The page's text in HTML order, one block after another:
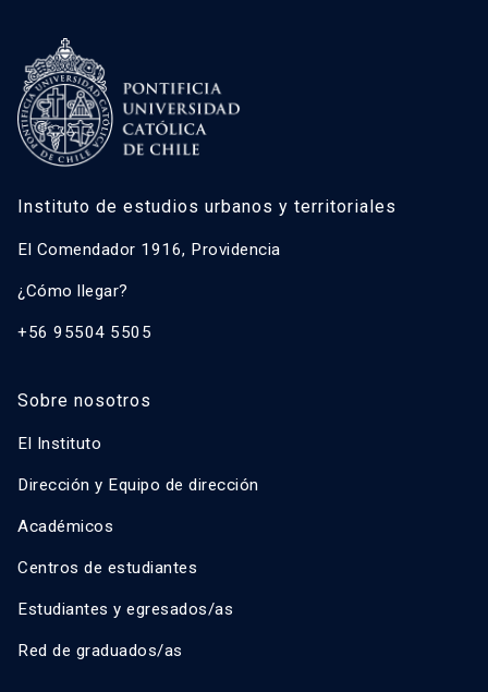
Instituto de estudios urbanos y territoriales
El Comendador 1916, Providencia
¿Cómo llegar?
+56 95504 5505
Sobre nosotros
El Instituto
Dirección y Equipo de dirección
Académicos
Centros de estudiantes
Estudiantes y egresados/as
Red de graduados/as